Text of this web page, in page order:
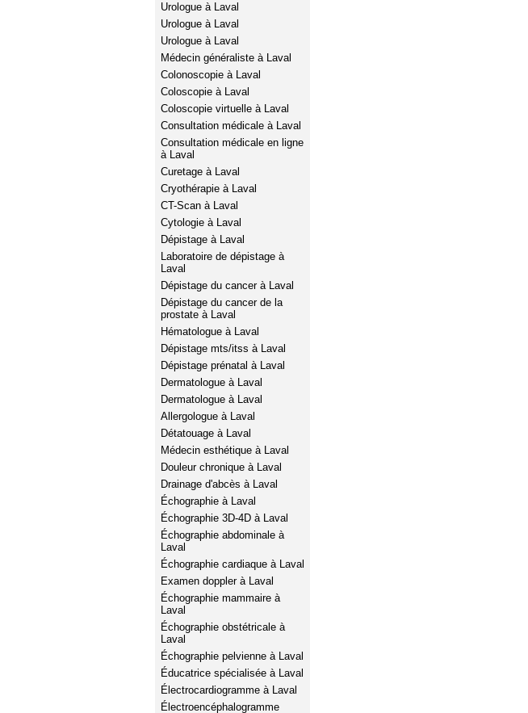
Urologue à Laval
Urologue à Laval
Urologue à Laval
Médecin généraliste à Laval
Colonoscopie à Laval
Coloscopie à Laval
Coloscopie virtuelle à Laval
Consultation médicale à Laval
Consultation médicale en ligne
à Laval
Curetage à Laval
Cryothérapie à Laval
CT-Scan à Laval
Cytologie à Laval
Dépistage à Laval
Laboratoire de dépistage à
Laval
Dépistage du cancer à Laval
Dépistage du cancer de la
prostate à Laval
Hématologue à Laval
Dépistage mts/itss à Laval
Dépistage prénatal à Laval
Dermatologue à Laval
Dermatologue à Laval
Allergologue à Laval
Détatouage à Laval
Médecin esthétique à Laval
Douleur chronique à Laval
Drainage d'abcès à Laval
Échographie à Laval
Échographie 3D-4D à Laval
Échographie abdominale à
Laval
Échographie cardiaque à Laval
Examen doppler à Laval
Échographie mammaire à
Laval
Échographie obstétricale à
Laval
Échographie pelvienne à Laval
Éducatrice spécialisée à Laval
Électrocardiogramme à Laval
Électroencéphalogramme